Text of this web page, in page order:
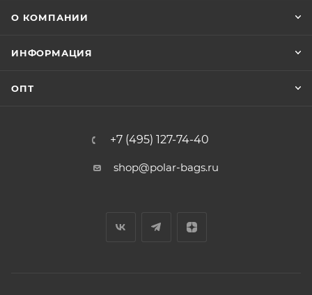
О КОМПАНИИ
ИНФОРМАЦИЯ
ОПТ
+7 (495) 127-74-40
shop@polar-bags.ru